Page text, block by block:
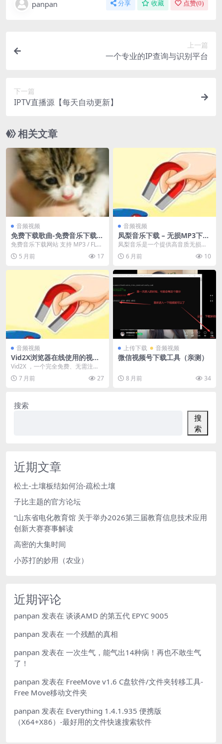
panpan 分享 收藏 点赞(0)
上一篇
一个专业的IP查询与识别平台
下一篇
IPTV直播源【每天自动更新】
相关文章
音频视频
免费下载歌曲-免费音乐下载网
站 支持 MP3 / FLAC 无损音
乐
免费音乐下载网站 支持 MP3 / FLA
C 无损音乐 网站介绍： 一个在线音
乐...5 月前 17
音频视频
凤梨音乐下载 – 无损MP3下载
与在线试听
凤梨音乐是一个提供高音质无损音
乐、MP3免费下载及在线试听的音
乐分享平台，包含丰...
6 月前 10
音频视频
Vid2X浏览器在线使用的视频
转文字工具
Vid2X ，一个完全免费、无需注
册、浏览器在线使用的视频转文字
工具 把视频拖进...
7 月前 27
上传下载 音频视频
微信视频号下载工具（亲测）
8 月前 34
搜索
搜
索
近期文章
松土-土壤板结如何治-疏松土壤
子比主题的官方论坛
“山东省电化教育馆 关于举办2026第三届教育信息技术应用
创新大赛赛事解读
高密的大集时间
小苏打的妙用（农业）
近期评论
panpan 发表在 谈谈AMD 的第五代 EPYC 9005
panpan 发表在 一个残酷的真相
panpan 发表在 一次生气，能气出14种病！再也不敢生气
了！
panpan 发表在 FreeMove v1.6 C盘软件/文件夹转移工具-
Free Move移动文件夹
panpan 发表在 Everything 1.4.1.935 便携版
（X64+X86）-最好用的文件快速搜索软件